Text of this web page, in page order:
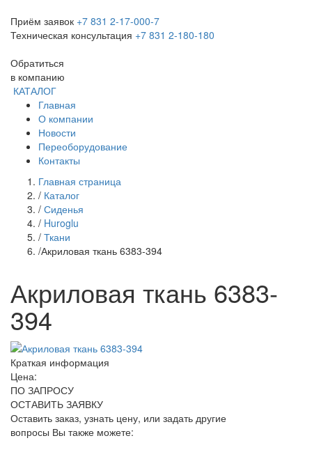
Приём заявок +7 831 2-17-000-7
Техническая консультация +7 831 2-180-180
Обратиться
в компанию
КАТАЛОГ
Главная
О компании
Новости
Переоборудование
Контакты
Главная страница
/ Каталог
/ Сиденья
/ Huroglu
/ Ткани
/Акриловая ткань 6383-394
Акриловая ткань 6383-
394
Краткая информация
Цена:
ПО ЗАПРОСУ
ОСТАВИТЬ ЗАЯВКУ
Оставить заказ, узнать цену, или задать другие
вопросы Вы также можете: